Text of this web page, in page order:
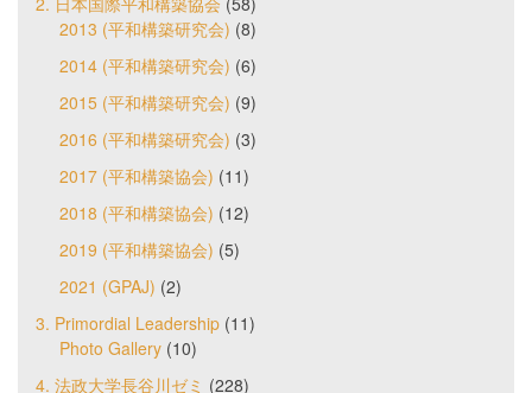
2013 (平和構築研究会) (8)
2014 (平和構築研究会) (6)
2015 (平和構築研究会) (9)
2016 (平和構築研究会) (3)
2017 (平和構築協会) (11)
2018 (平和構築協会) (12)
2019 (平和構築協会) (5)
2021 (GPAJ) (2)
3. Primordial Leadership (11)
Photo Gallery (10)
4. 法政大学長谷川ゼミ (228)